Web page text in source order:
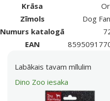
Krāsa
Zīmols
Dog
Numurs katalogā
EAN
Labākais tavam mīlulim
Dino Zoo iesaka